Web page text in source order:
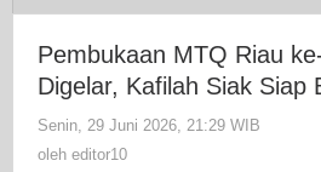
Pembukaan MTQ Riau
Digelar, Kafilah Siak Siap
Senin, 29 Juni 2026, 21:29 WIB
oleh editor10